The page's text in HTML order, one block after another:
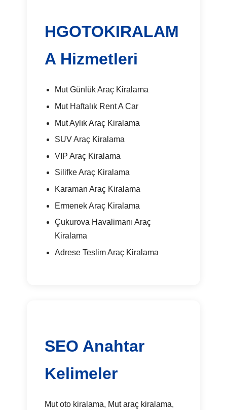
HGOTOKIRALAM
A Hizmetleri
Mut Günlük Araç Kiralama
Mut Haftalık Rent A Car
Mut Aylık Araç Kiralama
SUV Araç Kiralama
VIP Araç Kiralama
Silifke Araç Kiralama
Karaman Araç Kiralama
Ermenek Araç Kiralama
Çukurova Havalimanı Araç
Kiralama
Adrese Teslim Araç Kiralama
SEO Anahtar
Kelimeler
Mut oto kiralama, Mut araç kiralama,